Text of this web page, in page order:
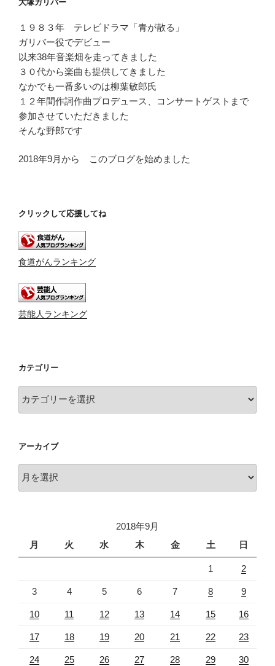
ー
大塚ガリバー
１９８３年 テレビドラマ「青が散る」
ガリバー役でデビュー
以来38年音楽畑を走ってきました
３０代から楽曲も提供してきました
なかでも一番多いのは柳葉敏郎氏
１２年間作詞作曲プロデュース、コンサートゲストまで
参加させていただきました
そんな野郎です
2018年9月から このブログを始めました
クリックして応援してね
食道がんランキング
芸能人ランキング
カテゴリー
テ
ー
アーカイブ
ー
2018年9月
月
火 水 木 金 土 日
1 2
3 4 5 6 7 8 9
10 11 12 13 14 15 16
17 18 19 20 21 22 23
24 25 26 27 28 29 30